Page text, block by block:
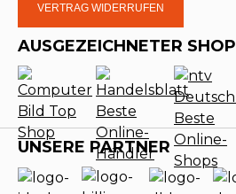
VERTRAG WIDERRUFEN
AUSGEZEICHNETER SHOP
UNSERE PARTNER